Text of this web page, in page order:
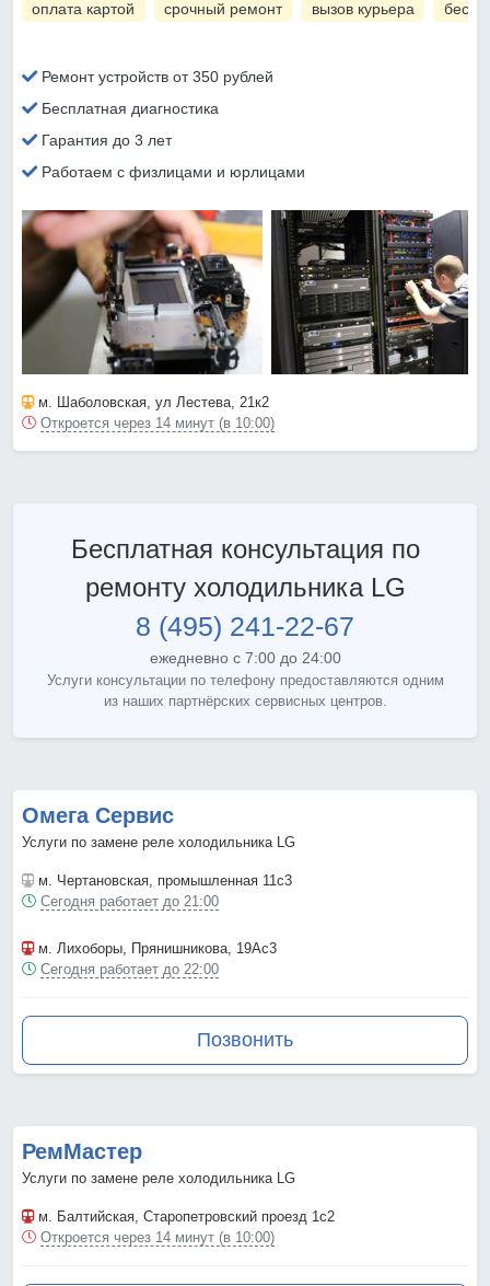
оплата картой срочный ремонт вызов курьера
Ремонт устройств от 350 рублей
Бесплатная диагностика
Гарантия до 3 лет
Работаем с физлицами и юрлицами
м. Шаболовская, ул Лестева, 21к2
Откроется через 14 минут (в 10:00)
Бесплатная консультация по
ремонту холодильника LG
8 (495) 241-22-67
ежедневно с 7:00 до 24:00
Услуги консультации по телефону предоставляются одним
из наших партнёрских сервисных центров.
Омега Сервис
Услуги по замене реле холодильника LG
м. Чертановская, промышленная 11с3
Сегодня работает до 21:00
м. Лихоборы, Прянишникова, 19Ас3
Сегодня работает до 22:00
Позвонить
РемМастер
Услуги по замене реле холодильника LG
м. Балтийская, Старопетровский проезд 1с2
Откроется через 14 минут (в 10:00)